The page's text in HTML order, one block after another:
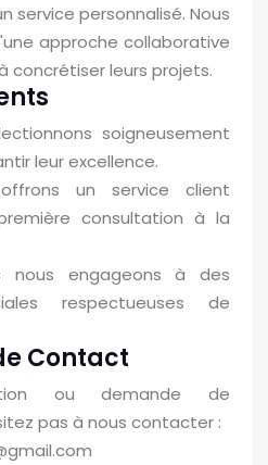
service personnalisé. Nous
approche collaborative
concrétiser leurs projets.
soigneusement
leur excellence.
un service client
consultation à la
nous engageons à des
respectueuses de
Contact
ou demande de
pas à nous contacter :